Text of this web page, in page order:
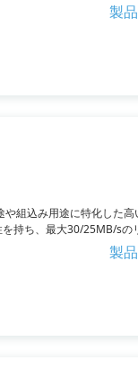
製
組込み用途に特化した
持ち、最大30/25MB/sの
頼性・大容量のデータス
製